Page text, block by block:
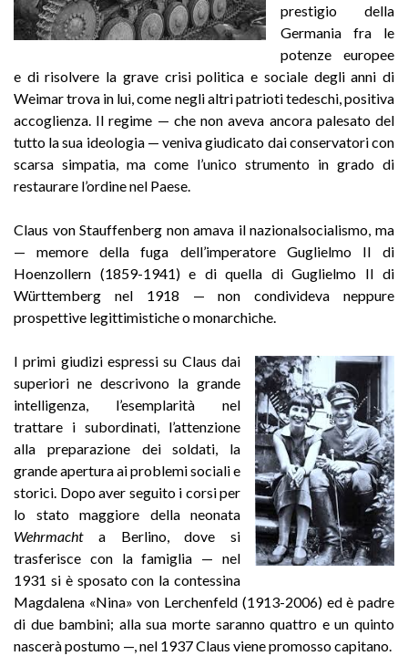
prestigio della
Germania fra le
potenze europee
e di risolvere la grave crisi politica e sociale degli anni di
Weimar trova in lui, come negli altri patrioti tedeschi, positiva
accoglienza. Il regime — che non aveva ancora palesato del
tutto la sua ideologia — veniva giudicato dai conservatori con
scarsa simpatia, ma come l’unico strumento in grado di
restaurare l’ordine nel Paese.
Claus von Stauffenberg non amava il nazionalsocialismo, ma
— memore della fuga dell’imperatore Guglielmo II di
Hoenzollern (1859-1941) e di quella di Guglielmo II di
Württemberg nel 1918 — non condivideva neppure
prospettive legittimistiche o monarchiche.
I primi giudizi espressi su Claus dai
superiori ne descrivono la grande
intelligenza, l’esemplarità nel
trattare i subordinati, l’attenzione
alla preparazione dei soldati, la
grande apertura ai problemi sociali e
storici. Dopo aver seguito i corsi per
lo stato maggiore della neonata
Wehrmachta Berlino, dove si
trasferisce con la famiglia — nel
1931 si è sposato con la contessina
Magdalena «Nina» von Lerchenfeld (1913-2006) ed è padre
di due bambini; alla sua morte saranno quattro e un quinto
nascerà postumo —, nel 1937 Claus viene promosso capitano.